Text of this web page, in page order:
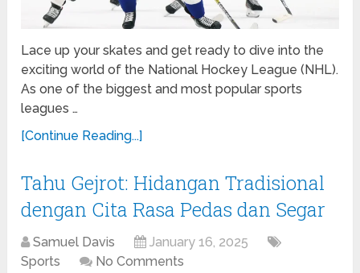
Lace up your skates and get ready to dive into the
exciting world of the National Hockey League (NHL).
As one of the biggest and most popular sports
leagues …
[Continue Reading...]
Tahu Gejrot: Hidangan Tradisional
dengan Cita Rasa Pedas dan Segar
Samuel Davis
January 16, 2025
Sports
No Comments